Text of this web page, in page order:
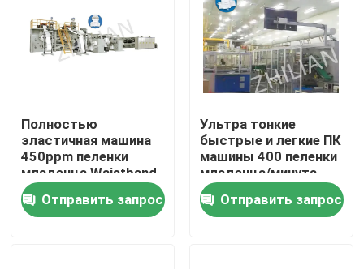
Свяжитесь мы
Случаи
Взрослая машина пеленки
Полностью
эластичная машина
450ppm пеленки
младенца Waistband
к 600ppm
Отправить запрос
Ультра тонкие
быстрые и легкие ПК
машины 400 пеленки
младенца/минута
Отправить запрос